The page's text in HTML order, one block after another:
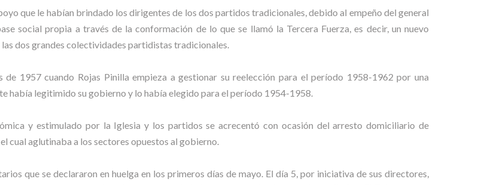
que le habían brindado los dirigentes de los dos partidos tradicionales, debido al empeño del general
social propia a través de la conformación de lo que se llamó la Tercera Fuerza, es decir, un nuevo
dos grandes colectividades partidistas tradicionales.
de 1957 cuando Rojas Pinilla empieza a gestionar su reelección para el período 1958-1962 por una
había legitimido su gobierno y lo había elegido para el período 1954-1958.
y estimulado por la Iglesia y los partidos se acrecentó con ocasión del arresto domiciliario de
cual aglutinaba a los sectores opuestos al gobierno.
que se declararon en huelga en los primeros días de mayo. El día 5, por iniciativa de sus directores,